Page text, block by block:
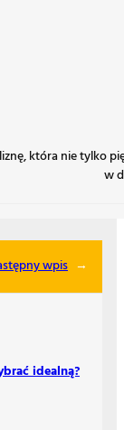
która nie tylko
w
wpis →
idealną?